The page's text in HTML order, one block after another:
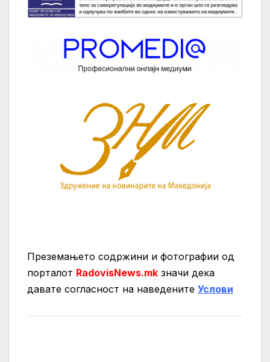
Преземањето содржини и фотографии од
порталот RadovisNews.mk значи дека
давате согласност на нaведените Услови